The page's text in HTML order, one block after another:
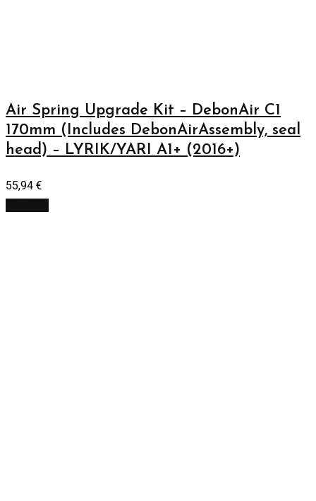
Air Spring Upgrade Kit – DebonAir C1
170mm (Includes DebonAirAssembly, seal
head) – LYRIK/YARI A1+ (2016+)
55,94 €